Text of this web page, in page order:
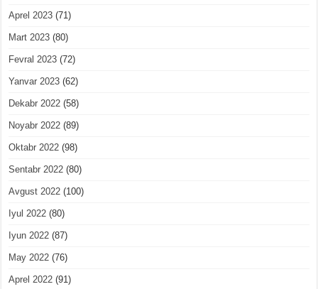
Aprel 2023 (71)
Mart 2023 (80)
Fevral 2023 (72)
Yanvar 2023 (62)
Dekabr 2022 (58)
Noyabr 2022 (89)
Oktabr 2022 (98)
Sentabr 2022 (80)
Avgust 2022 (100)
Iyul 2022 (80)
Iyun 2022 (87)
May 2022 (76)
Aprel 2022 (91)